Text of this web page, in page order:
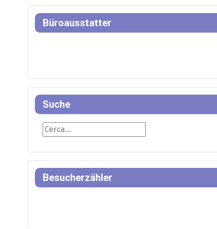
Büroausstatter
Suche
Suche
Besucherzähler